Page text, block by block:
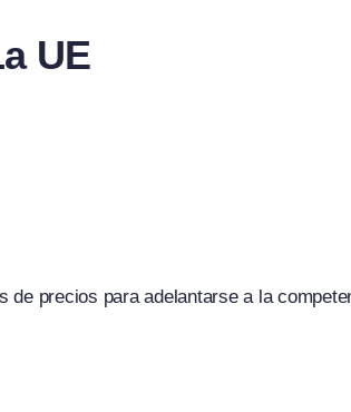
UE
de precios para adelantarse a la